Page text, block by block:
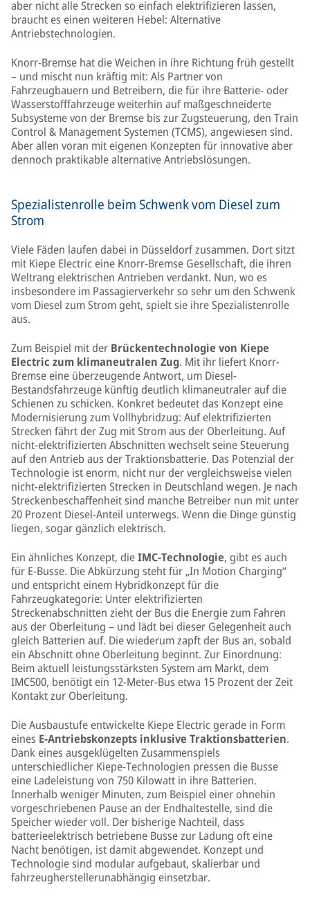
aber nicht alle Strecken so einfach elektrifizieren lassen,
braucht es einen weiteren Hebel: Alternative
Antriebstechnologien.
Knorr-Bremse hat die Weichen in ihre Richtung früh gestellt
– und mischt nun kräftig mit: Als Partner von
Fahrzeugbauern und Betreibern, die für ihre Batterie- oder
Wasserstofffahrzeuge weiterhin auf maßgeschneiderte
Subsysteme von der Bremse bis zur Zugsteuerung, den Train
Control & Management Systemen (TCMS), angewiesen sind.
Aber allen voran mit eigenen Konzepten für innovative aber
dennoch praktikable alternative Antriebslösungen.
Spezialistenrolle beim Schwenk vom Diesel zum
Strom
Viele Fäden laufen dabei in Düsseldorf zusammen. Dort sitzt
mit Kiepe Electric eine Knorr-Bremse Gesellschaft, die ihren
Weltrang elektrischen Antrieben verdankt. Nun, wo es
insbesondere im Passagierverkehr so sehr um den Schwenk
vom Diesel zum Strom geht, spielt sie ihre Spezialistenrolle
aus.
Zum Beispiel mit der Brückentechnologie von Kiepe
Electric zum klimaneutralen Zug. Mit ihr liefert Knorr-
Bremse eine überzeugende Antwort, um Diesel-
Bestandsfahrzeuge künftig deutlich klimaneutraler auf die
Schienen zu schicken. Konkret bedeutet das Konzept eine
Modernisierung zum Vollhybridzug: Auf elektrifizierten
Strecken fährt der Zug mit Strom aus der Oberleitung. Auf
nicht-elektrifizierten Abschnitten wechselt seine Steuerung
auf den Antrieb aus der Traktionsbatterie. Das Potenzial der
Technologie ist enorm, nicht nur der vergleichsweise vielen
nicht-elektrifizierten Strecken in Deutschland wegen. Je nach
Streckenbeschaffenheit sind manche Betreiber nun mit unter
20 Prozent Diesel-Anteil unterwegs. Wenn die Dinge günstig
liegen, sogar gänzlich elektrisch.
Ein ähnliches Konzept, dieIMC-Technologie, gibt es auch
für E-Busse. Die Abkürzung steht für „In Motion Charging“
und entspricht einem Hybridkonzept für die
Fahrzeugkategorie: Unter elektrifizierten
Streckenabschnitten zieht der Bus die Energie zum Fahren
aus der Oberleitung – und lädt bei dieser Gelegenheit auch
gleich Batterien auf. Die wiederum zapft der Bus an, sobald
ein Abschnitt ohne Oberleitung beginnt. Zur Einordnung:
Beim aktuell leistungsstärksten System am Markt, dem
IMC500, benötigt ein 12-Meter-Bus etwa 15 Prozent der Zeit
Kontakt zur Oberleitung.
Die Ausbaustufe entwickelte Kiepe Electric gerade in Form
eines E-Antriebskonzepts inklusive Traktionsbatterien.
Dank eines ausgeklügelten Zusammenspiels
unterschiedlicher Kiepe-Technologien pressen die Busse
eine Ladeleistung von 750 Kilowatt in ihre Batterien.
Innerhalb weniger Minuten, zum Beispiel einer ohnehin
vorgeschriebenen Pause an der Endhaltestelle, sind die
Speicher wieder voll. Der bisherige Nachteil, dass
batterieelektrisch betriebene Busse zur Ladung oft eine
Nacht benötigen, ist damit abgewendet. Konzept und
Technologie sind modular aufgebaut, skalierbar und
fahrzeugherstellerunabhängig einsetzbar.